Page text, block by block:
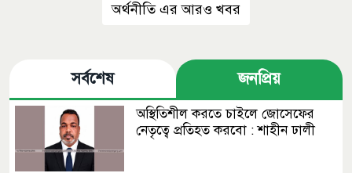
অর্থনীতি এর আরও খবর
সর্বশেষ জনপ্রিয়
অস্থিতিশীল করতে চাইলে জোসেফের
নেতৃত্বে প্রতিহত করবো : শাহীন ঢালী